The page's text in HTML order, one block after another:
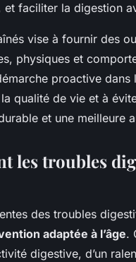
faciliter la digestion
vise à fournir des
physiques et
proactive
qualité de vie et à
et une meilleure
les troubles
des troubles
adaptée à l’âge.
digestive, d’un